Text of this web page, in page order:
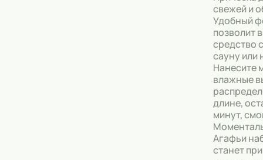
свежей и
Удобный
позволит
средство
сауну или
Нанесите
влажные
длине,
минут,
Агафьи
станет